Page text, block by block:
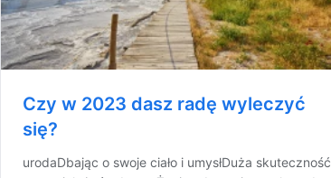
Czy w 2023 dasz radę wyleczyć
się?
urodaDbając o swoje ciało i umysłDuża skuteczność